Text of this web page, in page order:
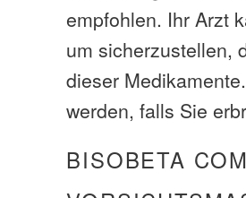
empfohlen. Ihr Arzt
um sicherzustellen,
dieser
werden, falls Sie
BISOBETA